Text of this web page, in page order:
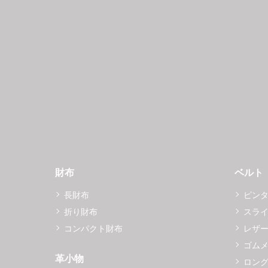
財布
長財布
折り財布
コンパクト財布
革小物
ベルト
ピン
スラ
レザ
ゴム
ロン